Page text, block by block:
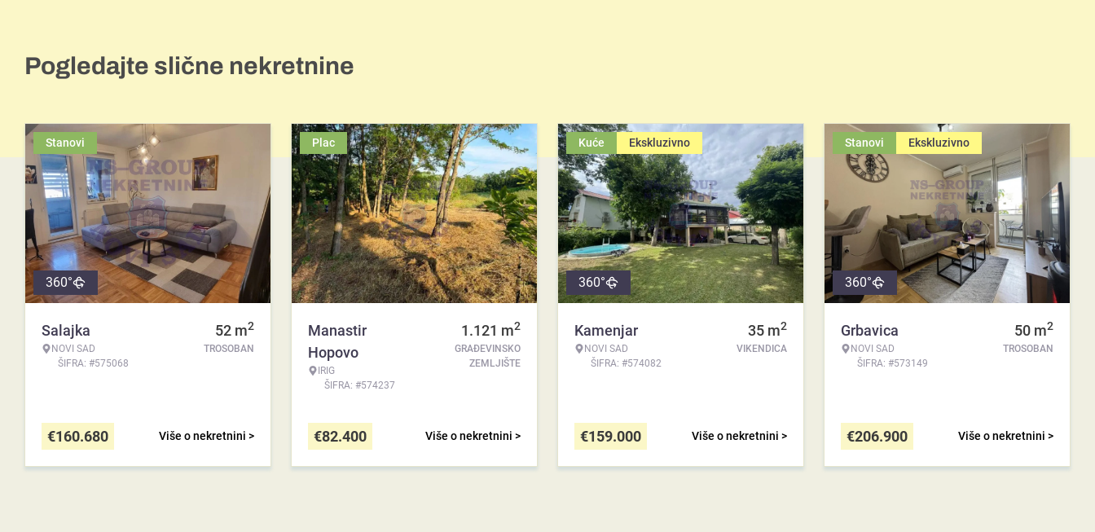
Pogledajte slične nekretnine
Stanovi
360°
Salajka
NOVI SAD
ŠIFRA: #575068
52 m2
TROSOBAN
Više o nekretnini >
€160.680
Plac
Manastir
Hopovo
IRIG
ŠIFRA: #574237
1.121 m2
GRAĐEVINSKO
ZEMLJIŠTE
Više o nekretnini >
€82.400
Kuće Ekskluzivno
360°
Kamenjar
NOVI SAD
ŠIFRA: #574082
35 m2
VIKENDICA
Više o nekretnini >
€159.000
Stanovi Ekskluzivno
360°
Grbavica
NOVI SAD
ŠIFRA: #573149
50 m2
TROSOBAN
Više o nekretnini >
€206.900